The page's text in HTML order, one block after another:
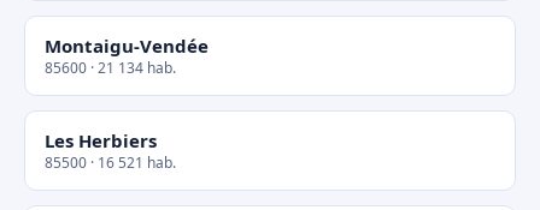
Montaigu-Vendée
85600 · 21 134 hab.
Les Herbiers
85500 · 16 521 hab.